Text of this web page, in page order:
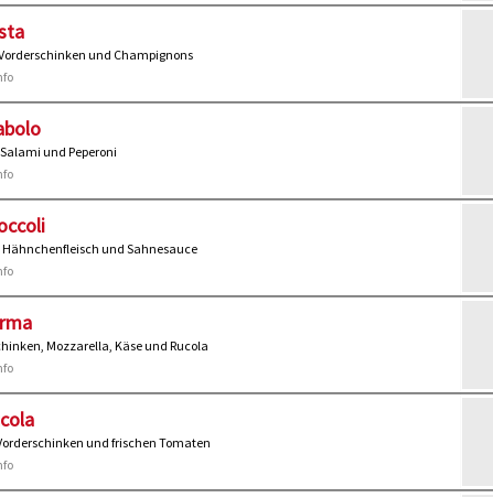
und Champignons
und Peperoni
und Sahnesauce
Mozzarella, Käse und Rucola
und frischen Tomaten